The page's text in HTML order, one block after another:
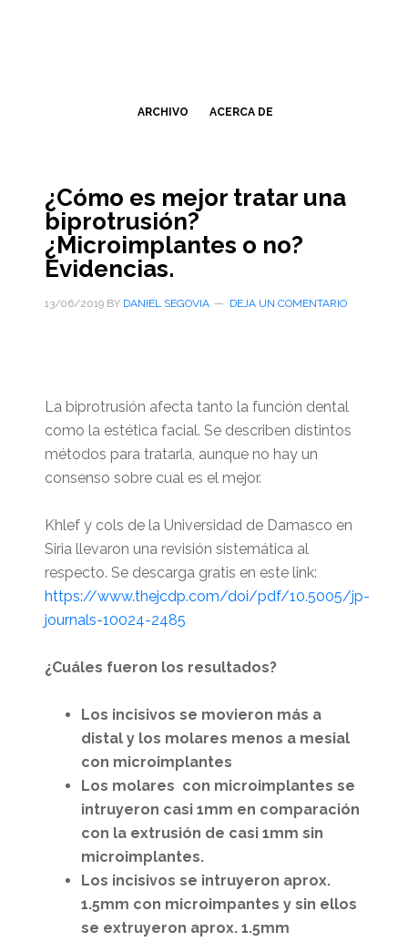
ARCHIVO ACERCA DE
¿Cómo es mejor tratar una
biprotrusión?
¿Microimplantes o no?
Evidencias.
13/06/2019BY DANIEL SEGOVIA DEJA UN COMENTARIO
La biprotrusión afecta tanto la función dental
como la estética facial. Se describen distintos
métodos para tratarla, aunque no hay un
consenso sobre cual es el mejor.
Khlef y cols de la Universidad de Damasco en
Siria llevaron una revisión sistemática al
respecto. Se descarga gratis en este link:
https://www.thejcdp.com/doi/pdf/10.5005/jp-
journals-10024-2485
¿Cuáles fueron los resultados?
Los incisivos se movieron más a
distal y los molares menos a mesial
con microimplantes
Los molares con microimplantes se
intruyeron casi 1mm en comparación
con la extrusión de casi 1mm sin
microimplantes.
Los incisivos se intruyeron aprox.
1.5mm con microimpantes y sin ellos
se extruyeron aprox. 1.5mm